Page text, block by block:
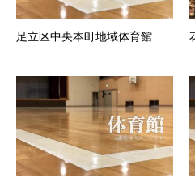
足立区中央本町地域体育館